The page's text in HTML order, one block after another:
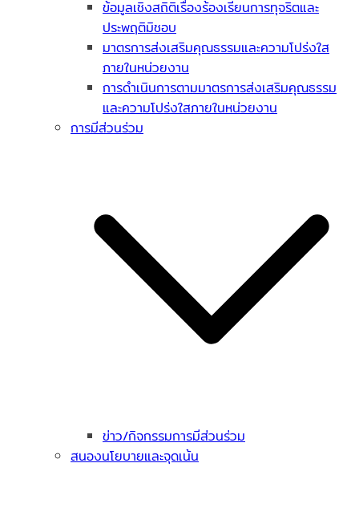
ข้อมูลเชิงสถิติเรื่องร้องเรียนการทุจริตและ
ประพฤติมิชอบ
มาตรการส่งเสริมคุณธรรมและความโปร่งใส
ภายในหน่วยงาน
การดำเนินการตามมาตรการส่งเสริมคุณธรรม
และความโปร่งใสภายในหน่วยงาน
การมีส่วนร่วม
ข่าว/กิจกรรมการมีส่วนร่วม
สนองนโยบายและจุดเน้น